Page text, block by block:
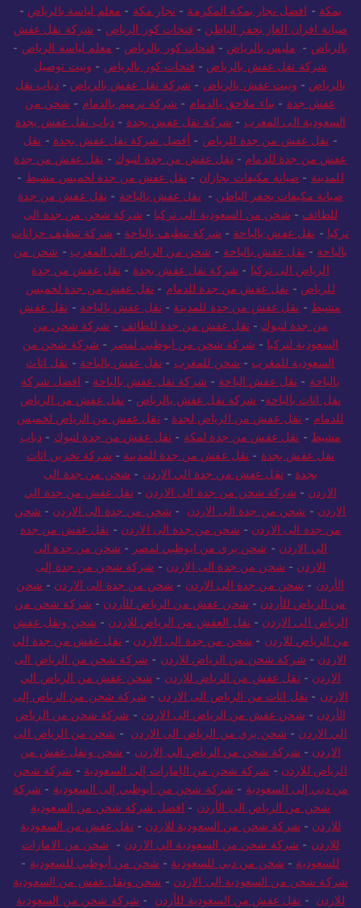
بمكة - افضل نجار بمكة المكرمة - نجار مكة - معلم لياسة بالرياض -
صيانة افران الغاز بحفر الباطن - فتحات كور الرياض - شركة نقل عفش
بالرياض - مليس بالرياض - فتحات كور بالرياض - معلم لياسة الرياض -
شركة نقل عفش بالرياض - فتحات كور بالرياض - ونيت توصيل
بالرياض - ونيت عفش بالرياض - شركة نقل عفش بالرياض -دباب نقل
عفش جدة - بناء ملاحق بالدمام - شركة ترميم بالدمام - شحن من
السعودية الى المغرب - شركة نقل عفش بجدة - دباب نقل عفش بجدة
- نقل عفش من جدة للرياض - أفضل شركة نقل عفش بجدة - نقل
عفش من جدة للدمام - نقل عفش من جدة لتبوك - نقل عفش من جدة
للمدينة - صيانة مكيفات بجازان - نقل عفش من جدة لخميس مشيط -
صيانة مكيفات بحفر الباطن - نقل عفش بالباحة - نقل عفش من جدة
للطائف - شحن من السعودية الى تركيا - شركة شحن من جدة الى
تركيا - نقل عفش بالباحة - شركة تنظيف بالباحة - شركة تنظيف خزانات
بالباحة - نقل عفش بالباحة - شحن من الرياض الي المغرب - شحن من
الرياض الى تركيا - شركة نقل عفش بجدة - نقل عفش من جدة
للرياض - نقل عفش من جدة للدمام - نقل عفش من جدة لخميس
مشيط - نقل عفش من جدة للمدينة - نقل عفش بالباحة - نقل عفش
من جدة لتبوك - نقل عفش من جدة للطائف - شركة شحن من
السعودية لتركيا - شركة شحن من ابوظبي لمصر - شركة شحن من
السعودية للمغرب - شحن للمغرب - نقل عفش بالباحة - نقل اثاث
بالباحة - نقل عفش الباحة - شركة نقل عفش بالباحة - افضل شركة
نقل اثاث بالباحة- شركة نقل عفش بالرياض - نقل عفش من الرياض
للدمام - نقل عفش من الرياض لجدة - نقل عفش من الرياض لخميس
مشيط - نقل عفش من جدة لمكة - نقل عفش من جدة لتبوك - دباب
نقل عفش بجدة - نقل عفش من جدة للمدينة - شركة تخزين اثاث
بجدة - نقل عفش من جدة الي الاردن - شحن من جدة الى
الاردن - شركة شحن من جدة الى الاردن - نقل عفش من جدة الي
الاردن - شحن من جدة الى الاردن - شحن من جدة الى الاردن - شحن
من جدة الى الاردن - شحن من جدة الى الاردن - نقل عفش من جدة
الي الاردن - شحن بري من ابوظبي لمصر - شحن من جدة الى
الاردن - شحن من جدة الى الاردن - شركة شحن من جدة إلى
الأردن - شحن من جدة الى الاردن - شحن من جدة الى الاردن - شحن
من الرياض للأردن - شحن عفش من الرياض للأردن - شركة شحن من
الرياض الى الاردن - نقل العفش من الرياض للاردن - شحن ونقل عفش
من الرياض للاردن - شحن من جدة الى الاردن - نقل عفش من جدة الي
الاردن - شركة شحن من الرياض للاردن - شركة شحن من الرياض الى
الاردن - نقل عفش من الرياض للاردن - شحن عفش من الرياض الي
الاردن - نقل اثاث من الرياض الى الاردن - شركة شحن من الرياض إلى
الأردن - شحن عفش من الرياض الى الاردن - شركة شحن من الرياض
الي الاردن - شحن بري من الرياض الى الاردن - شحن من الرياض الى
الاردن - شركة شحن من الرياض الي الاردن - شحن ونقل عفش من
الرياض للاردن - شركة شحن من الإمارات إلى السعودية - شركة شحن
من دبي إلى السعودية - شركة شحن من أبوظبي إلى السعودية - شركة
شحن من الرياض الى الأردن - افضل شركة شحن من السعودية
للاردن - شركة شحن من السعودية للاردن - نقل عفش من السعودية
للاردن - شركة شحن من السعودية الي الاردن - شحن من الامارات
للسعودية - شحن من دبي للسعودية - شحن من أبوظبي للسعودية -
شركة شحن من السعودية الى الاردن - شحن ونقل عفش من السعودية
للاردن - نقل عفش من السعودية للأردن - شركة شحن من السعودية